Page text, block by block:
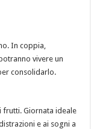
In coppia,
vivere un
consolidarlo.
Giornata ideale
e ai sogni a